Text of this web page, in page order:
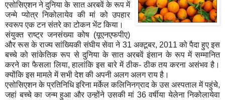
एसोसिएशन ने दुनिया के सात अरबवें के रूप में
जन्मे प्योत्र निकोलायेव की मां को उपहार
स्वरूप एक टन संतरे का टोकन भेंट किया।
संयुक्त राष्ट्र जनसंख्या कोष (यूएनएफपीए)
और रूस के राज्य सांख्यिकी संघीय सेवा ने 31 अक्टूबर, 2011 को पैदा हुए इस
बच्चे को सांकेतिक रूप से दुनिया के सात अरबवें इंसान के रूप में सम्मानित
करने का फैसला लिया, हालांकि इस बारे में ठीक- ठीक तय करना असंभव है।
क्योंकि इस मामले में सभी देश की अपनी अलग अलग राय है।
एसोसिएशन के प्रतिनिधि इरिना मर्केल कलिनिनग्राद के उस अस्पताल में पहुंचे,
जहां बच्चे का जन्म हुआ और उन्होंने उसकी मां 36 वर्षीया येलेना निकोलायेवा